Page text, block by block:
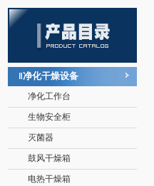
净化干燥设备
净化工作台
生物安全柜
灭菌器
鼓风干燥箱
电热干燥箱